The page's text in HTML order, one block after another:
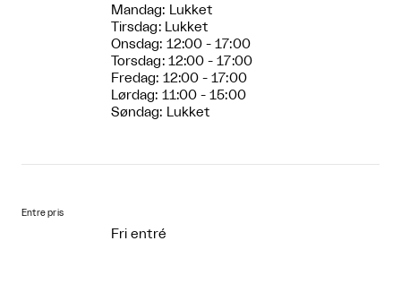
Mandag: Lukket
Tirsdag: Lukket
Onsdag: 12:00 - 17:00
Torsdag: 12:00 - 17:00
Fredag: 12:00 - 17:00
Lørdag: 11:00 - 15:00
Søndag: Lukket
Entre pris
Fri entré